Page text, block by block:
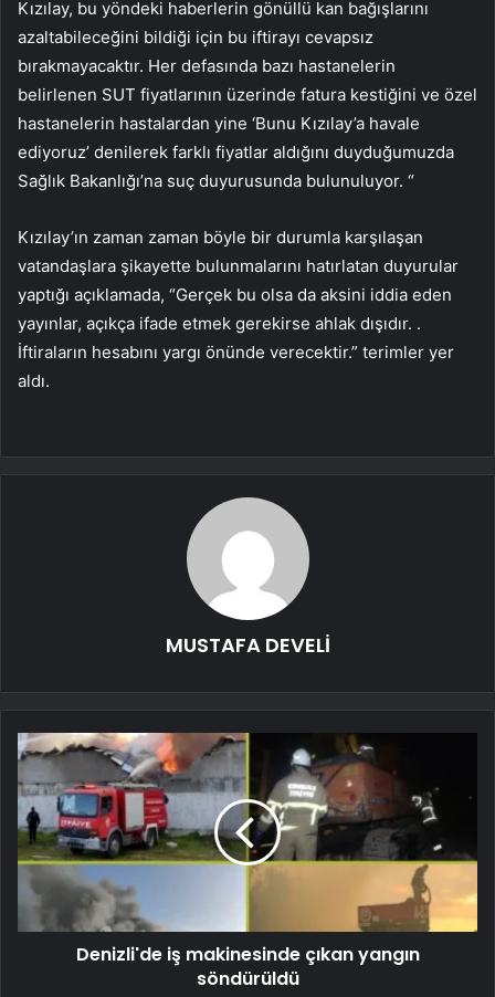
Kızılay, bu yöndeki haberlerin gönüllü kan bağışlarını
azaltabileceğini bildiği için bu iftirayı cevapsız
bırakmayacaktır. Her defasında bazı hastanelerin
belirlenen SUT fiyatlarının üzerinde fatura kestiğini ve özel
hastanelerin hastalardan yine ‘Bunu Kızılay’a havale
ediyoruz’ denilerek farklı fiyatlar aldığını duyduğumuzda
Sağlık Bakanlığı’na suç duyurusunda bulunuluyor. “
Kızılay’ın zaman zaman böyle bir durumla karşılaşan
vatandaşlara şikayette bulunmalarını hatırlatan duyurular
yaptığı açıklamada, “Gerçek bu olsa da aksini iddia eden
yayınlar, açıkça ifade etmek gerekirse ahlak dışıdır. .
İftiraların hesabını yargı önünde verecektir.” terimler yer
aldı.
MUSTAFA DEVELİ
Denizli'de iş makinesinde çıkan yangın
söndürüldü